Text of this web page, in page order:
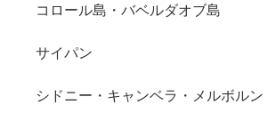
コロール島・バベルダオブ島
サイパン
シドニー・キャンベラ・メルボルン